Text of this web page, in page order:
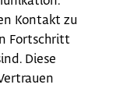
Kontakt zu
Fortschritt
Diese